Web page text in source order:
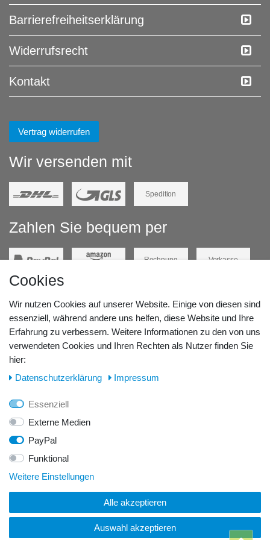
Barrierefreiheitserklärung
Widerrufs­recht
Kontakt
Vertrag widerrufen
Wir versenden mit
Spedition
Zahlen Sie bequem per
Rechnung Vorkasse
Unsere Lageradresse:
GeBOOTE24 - Martin Rolle & Iris Kleiner GbR
Tel.: 0176 42 28 58 17
E-Mail:
info@geboote24.de
© Copyright 2026 GeBOOTE24 - Martin Rolle & Iris Kleiner
GbR. Alle Rechte vorbehalten.
Cookies
Wir nutzen Cookies auf unserer Website. Einige von diesen sind
essenziell, während andere uns helfen, diese Website und Ihre
Erfahrung zu verbessern. Weitere Informationen zu den von uns
verwendeten Cookies und Ihren Rechten als Nutzer finden Sie
hier:
Daten­schutz­erklärung
Impressum
Essenziell
Externe Medien
PayPal
Funktional
Weitere Einstellungen
Alle akzeptieren
Auswahl akzeptieren